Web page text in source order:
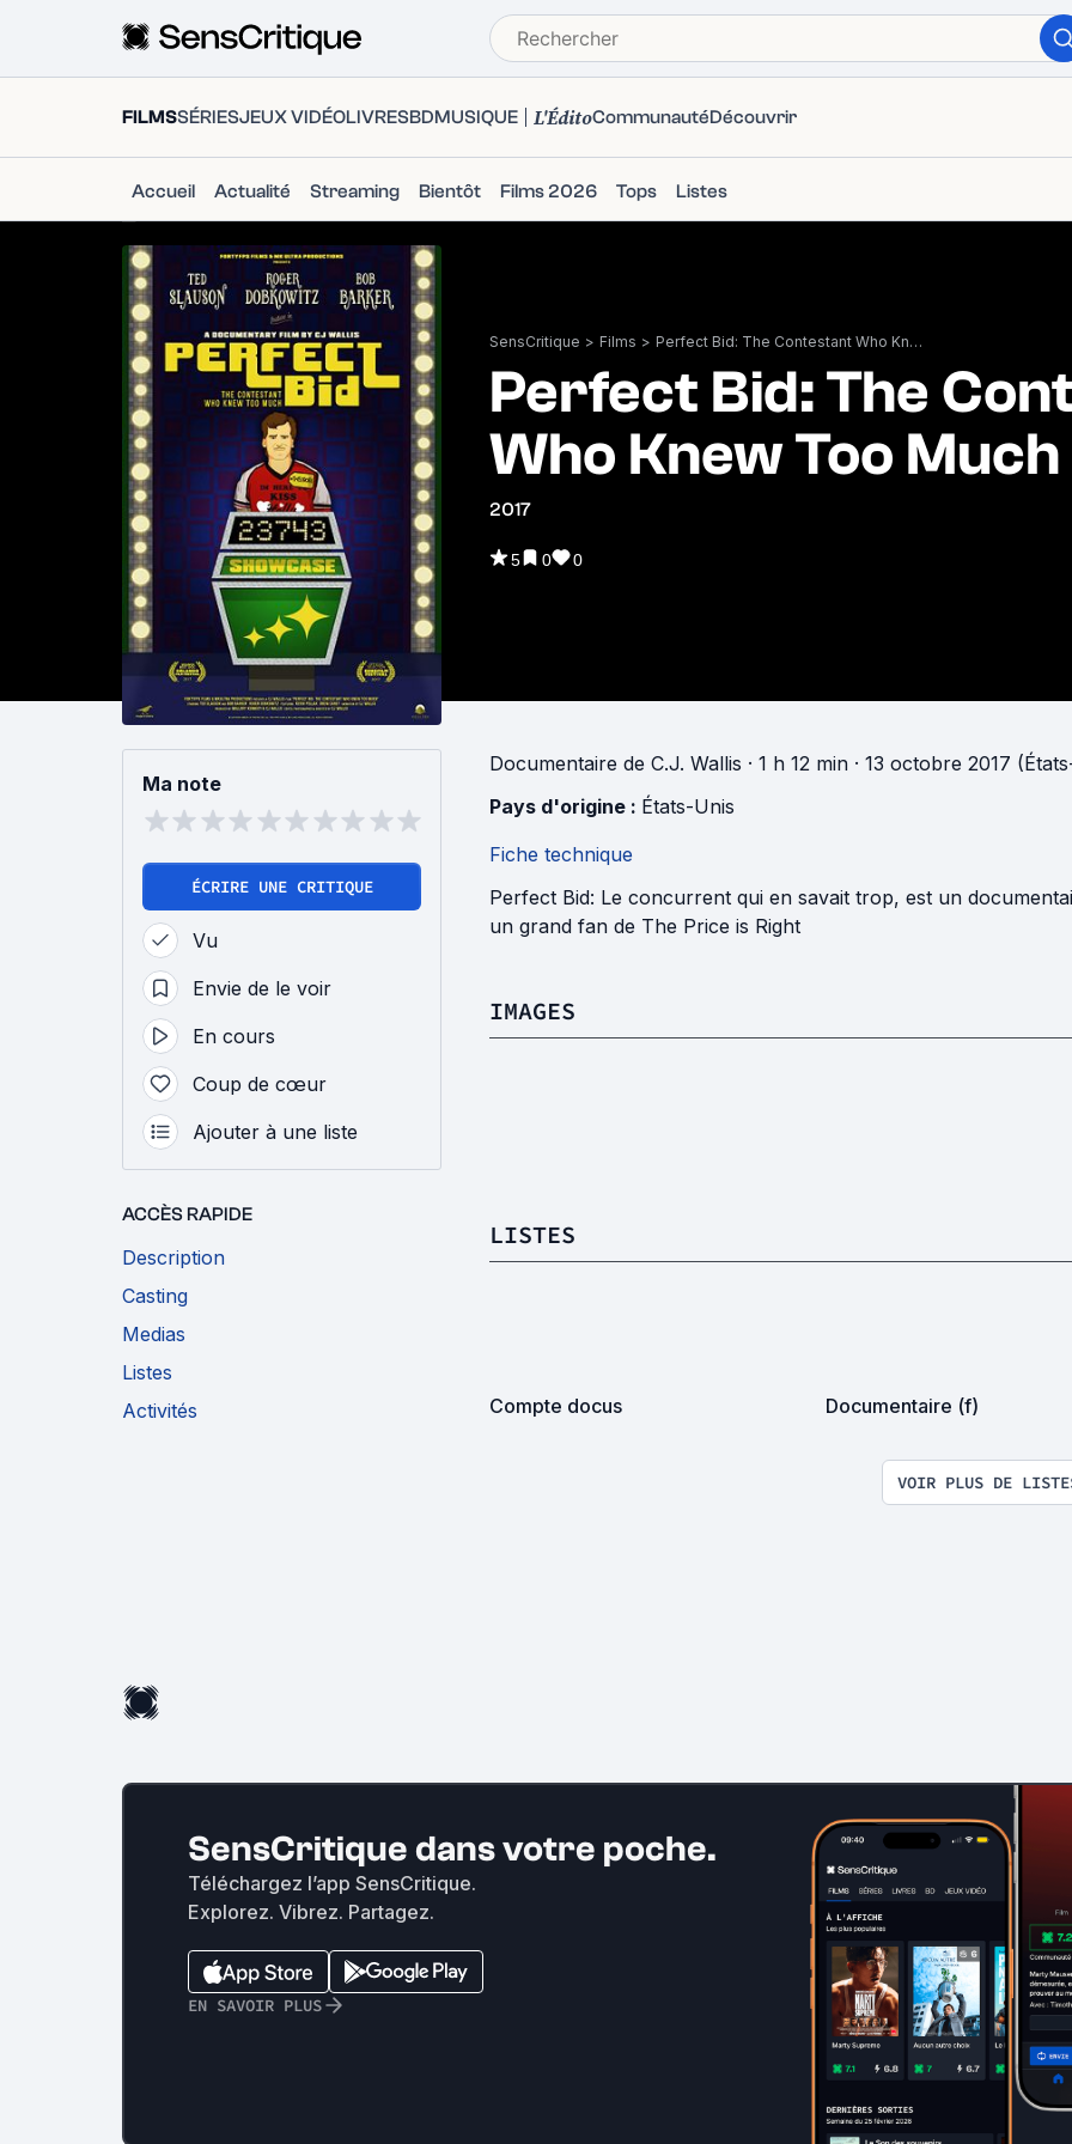
FILMSSÉRIESJEUX VIDÉOLIVRESBDMUSIQUE L'ÉditoCommunautéDécouvrir
Accueil Actualité Streaming Bientôt Films 2026 Tops Listes
SensCritique > Films > Perfect Bid: The Contestant Who Knew Too Much
Perfect Bid: The
Who Knew Too Much
2017
5 0 0
Ma note
ÉCRIRE UNE CRITIQUE
Vu
Envie de le voir
En cours
Coup de cœur
Ajouter à une liste
ACCÈS RAPIDE
Description
Casting
Medias
Listes
Activités
Documentaire de C.J. Wallis · 1 h 12 min · 13 octobre 2017
Pays d'origine : États-Unis
Fiche technique
Perfect Bid: Le concurrent qui en savait trop, est un
un grand fan de The Price is Right
IMAGES
LISTES
Compte docus Documentaire (f)
VOIR PLUS DE
SensCritique dans votre poche.
Téléchargez l’app SensCritique.
Explorez. Vibrez. Partagez.
EN SAVOIR PLUS